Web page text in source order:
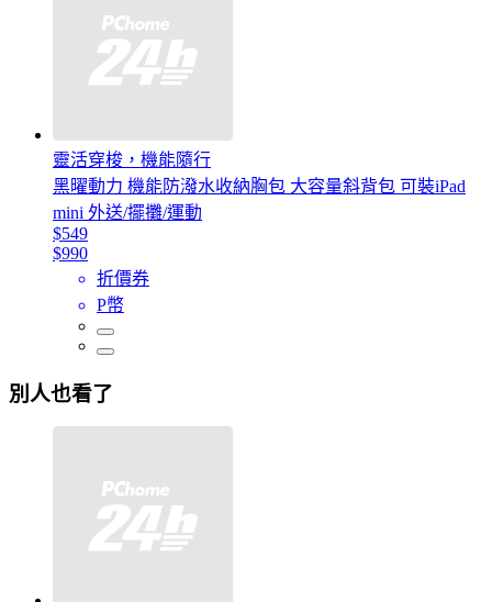
靈活穿梭，機能隨行
黑曜動力 機能防潑水收納胸包 大容量斜背包 可裝iPad
mini 外送/擺攤/運動
$549
$990
折價券
P幣
別人也看了